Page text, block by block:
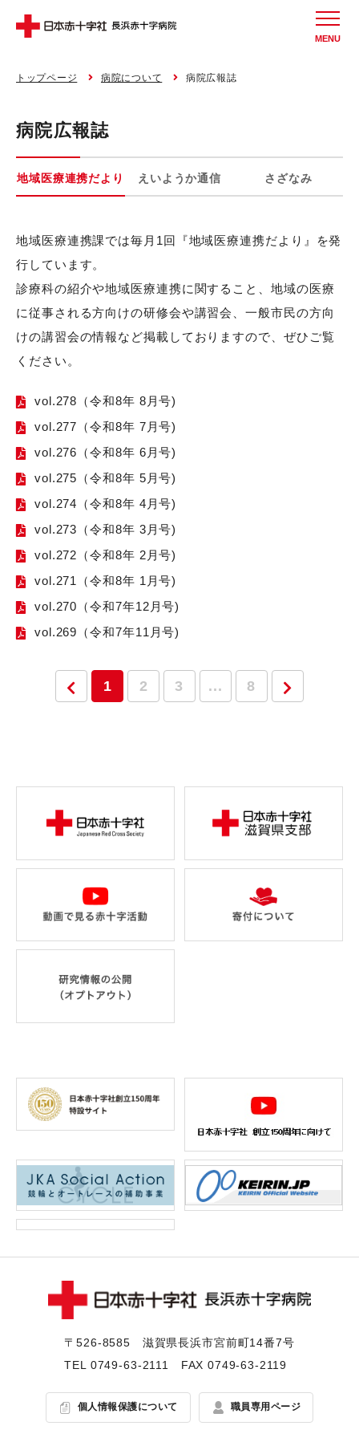
MENU
トップページ 病院について 病院広報誌
病院広報誌
地域医療連携だより えいようか通信 さざなみ
地域医療連携課では毎月1回『地域医療連携だより』を発
行しています。
診療科の紹介や地域医療連携に関すること、地域の医療
に従事される方向けの研修会や講習会、一般市民の方向
けの講習会の情報など掲載しておりますので、ぜひご覧
ください。
vol.278（令和8年 8月号)
vol.277（令和8年 7月号)
vol.276（令和8年 6月号)
vol.275（令和8年 5月号)
vol.274（令和8年 4月号)
vol.273（令和8年 3月号)
vol.272（令和8年 2月号)
vol.271（令和8年 1月号)
vol.270（令和7年12月号)
vol.269（令和7年11月号)
1 2 3 ... 8
〒526-8585 滋賀県⻑浜市宮前町14番7号
TEL 0749-63-2111 FAX 0749-63-2119
個人情報保護について 職員専用ページ